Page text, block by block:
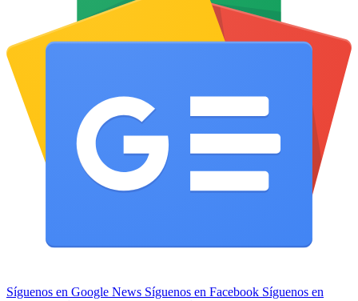
Síguenos en Google News Síguenos en Facebook Síguenos en